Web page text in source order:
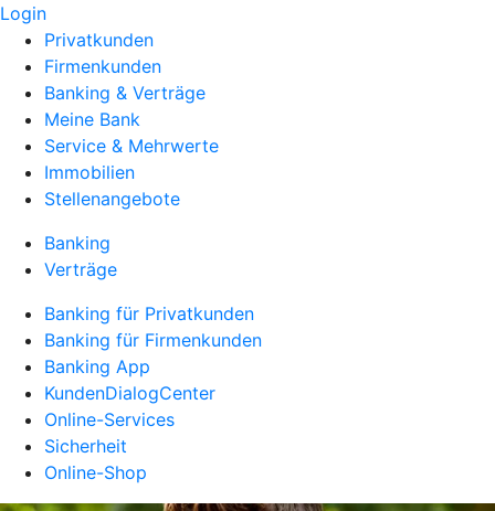
Login
Privatkunden
Firmenkunden
Banking & Verträge
Meine Bank
Service & Mehrwerte
Immobilien
Stellenangebote
Banking
Verträge
Banking für Privatkunden
Banking für Firmenkunden
Banking App
KundenDialogCenter
Online-Services
Sicherheit
Online-Shop